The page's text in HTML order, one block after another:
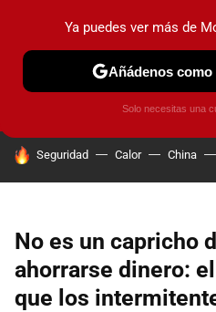
PRUEBAS COCHES
HOY SE HABLA DE
Seguridad Calor China
No es un capricho
ahorrarse dinero:
que los
Ya puedes ver más de
Añádenos
Solo necesitas una